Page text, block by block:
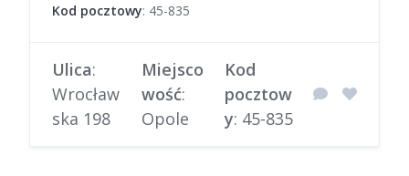
Kod pocztowy: 45-835
Ulica:
Wrocław
ska 198
Miejsco
wość:
Opole
Kod
pocztow
y: 45-835